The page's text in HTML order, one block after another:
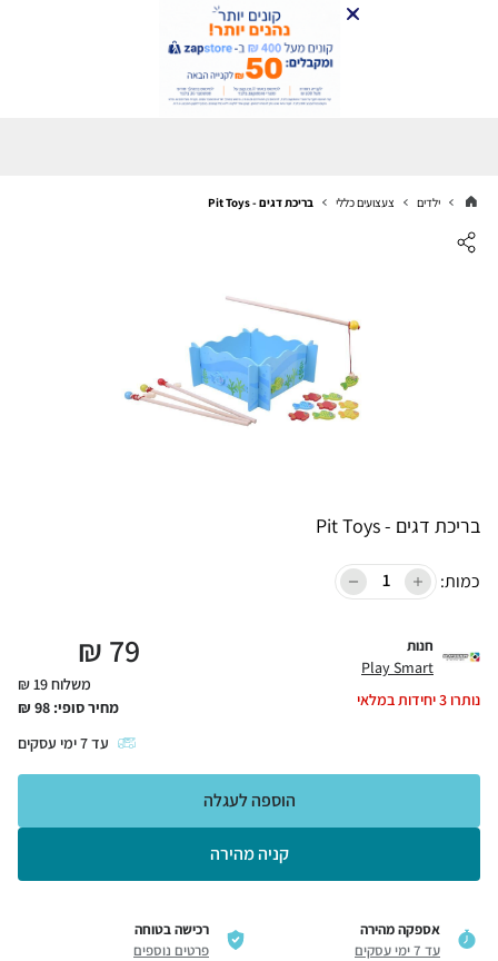
ילדים צעצועים כללי בריכת דגים - Pit Toys
בריכת דגים - Pit Toys
כמות:
חנות
Play Smart
נותרו3יחידות במלאי
79
₪
משלוח 19 ₪
מחיר סופי: 98
₪
עד7ימי עסקים
קניה מהירה
הוספה לעגלה
אספקה מהירה
עד 7 ימי עסקים
רכישה בטוחה
פרטים נוספים